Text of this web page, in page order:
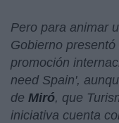
Pero para animar
Gobierno
promoción
need Spain',
de Miró, que
iniciativa cuenta